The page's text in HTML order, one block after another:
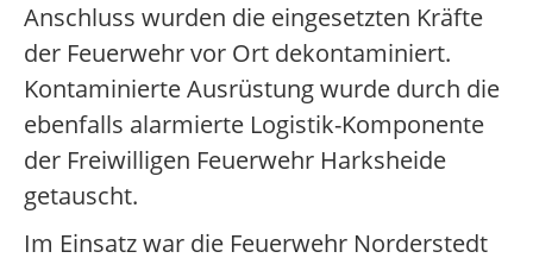
Anschluss wurden die eingesetzten Kräfte
der Feuerwehr vor Ort dekontaminiert.
Kontaminierte Ausrüstung wurde durch die
ebenfalls alarmierte Logistik-Komponente
der Freiwilligen Feuerwehr Harksheide
getauscht.
Im Einsatz war die Feuerwehr Norderstedt